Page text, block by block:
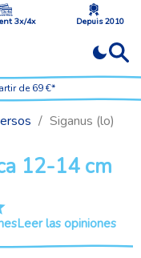
3x/4x Depuis 2010
de 69 €*
Siganus (lo)
12-14 cm
Leer las opiniones